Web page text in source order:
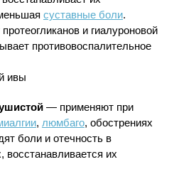
суставные боли.
и гиалуроновой
противовоспалительное
— применяют при
, люмбаго, обострениях
боли и отечность в
восстанавливается их